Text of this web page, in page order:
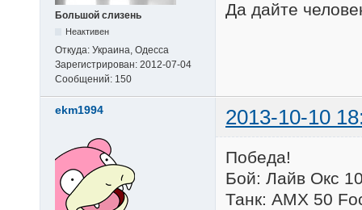
Большой слизень
Неактивен
Откуда: Украина, Одесса
Зарегистрирован: 2012-07-04
Сообщений: 150
Да дайте
ekm1994 2013-10-10
Победа!
Бой: Лайв Окс
Танк: AMX 50